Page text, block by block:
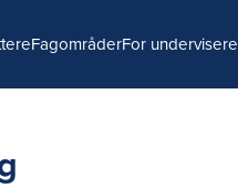
FagområderFor undervisere